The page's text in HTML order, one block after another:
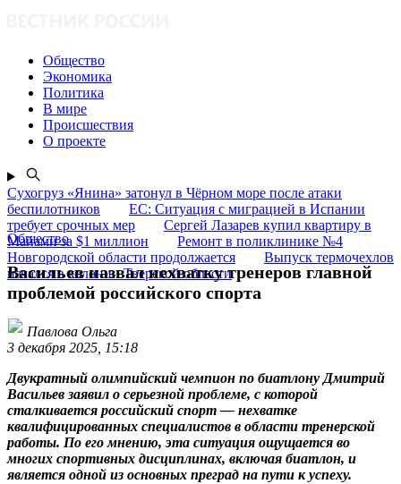
Общество
Экономика
Политика
В мире
Происшествия
О проекте
Сухогруз «Янина» затонул в Чёрном море после атаки
беспилотников
ЕС: Ситуация с миграцией в Испании
требует срочных мер
Сергей Лазарев купил квартиру в
Майами за $1 миллион
Ремонт в поликлинике №4
Новгородской области продолжается
Выпуск термочехлов
начался в колонии Тверской области
Общество
Васильев назвал нехватку тренеров главной
проблемой российского спорта
Павлова Ольга
3 декабря 2025, 15:18
Двукратный олимпийский чемпион по биатлону Дмитрий
Васильев заявил о серьезной проблеме, с которой
сталкивается российский спорт — нехватке
квалифицированных специалистов в области тренерской
работы. По его мнению, эта ситуация ощущается во
многих спортивных дисциплинах, включая биатлон, и
является одной из основных преград на пути к успеху.